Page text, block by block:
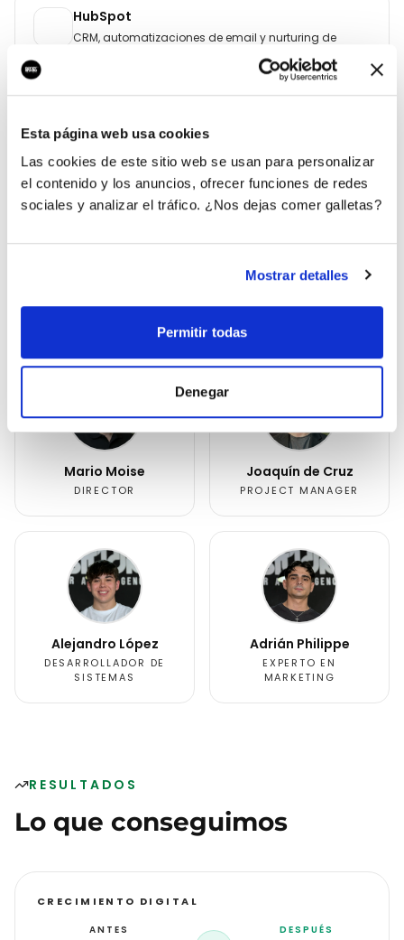
Esta página web usa cookies
Las cookies de este sitio web se usan para personalizar
el contenido y los anuncios, ofrecer funciones de redes
sociales y analizar el tráfico. ¿Nos dejas comer galletas?
Mostrar detalles
Permitir todas
Denegar
HubSpot
CRM, automatizaciones de email y nurturing de
Figma
Diseño UI/UX y prototipos validados con cliente.
Personas involucradas
Un squad multidisciplinar dedicado a sacar adelante cada
Mario Moise
DIRECTOR
Joaquín de Cruz
PROJECT MANAGER
Alejandro López
DESARROLLADOR DE
SISTEMAS
Adrián Philippe
EXPERTO EN
MARKETING
RESULTADOS
Lo que conseguimos
CRECIMIENTO DIGITAL
ANTES DESPUÉS